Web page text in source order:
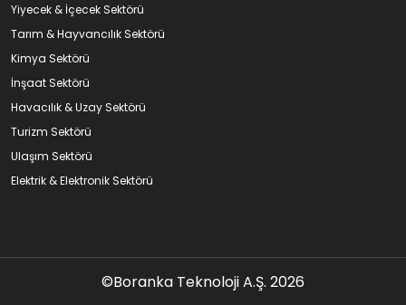
Yiyecek & İçecek Sektörü
Tarım & Hayvancılık Sektörü
Kimya Sektörü
İnşaat Sektörü
Havacılık & Uzay Sektörü
Turizm Sektörü
Ulaşım Sektörü
Elektrik & Elektronik Sektörü
©Boranka Teknoloji A.Ş. 2026